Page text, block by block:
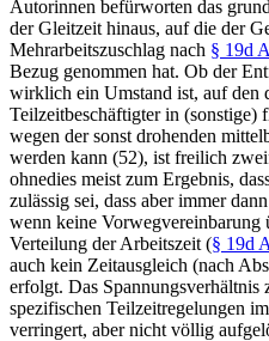
Autorinnen befürworten das
der Gleitzeit hinaus, auf die der
Mehrarbeitszuschlag nach § 19d
Bezug genommen hat. Ob der
wirklich ein Umstand ist, aufden
Teilzeitbeschäftigter in (sonstige)
wegen der sonst drohenden
werden kann (52), ist freilich
ohnedies meist zum Ergebnis,
zulässig sei, dass aber immer
wenn keine Vorwegvereinbarung
Verteilung der Arbeitszeit (§ 19d
auch kein Zeitausgleich (nach
erfolgt. Das Spannungsverhältnis
spezifischen Teilzeitregelungen im
verringert, aber nicht völlig